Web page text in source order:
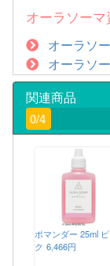
オーラソー
オーラソ
オーラソ
関連商品
0/4
ポマンダー 25ml
ク 6,466円